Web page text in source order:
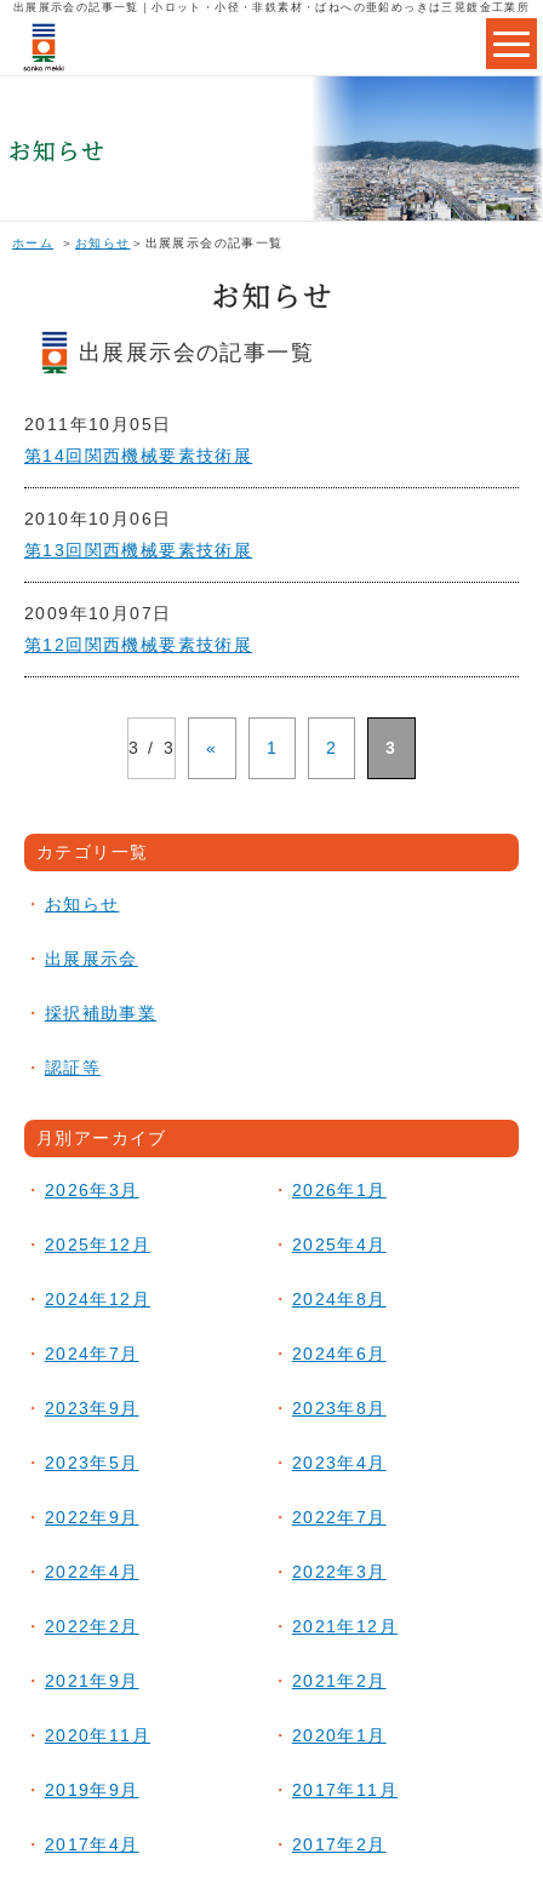
出展展示会の記事一覧｜小ロット・小径・非鉄素材・ばねへの亜鉛めっきは三晃鍍金工業所
ホーム お知らせ 出展展示会の記事一覧
出展展示会の記事一覧
2011年10月05日
第14回関西機械要素技術展
2010年10月06日
第13回関西機械要素技術展
2009年10月07日
第12回関西機械要素技術展
3 / 3 « 1 2 3
カテゴリ一覧
お知らせ
出展展示会
採択補助事業
認証等
月別アーカイブ
2026年3月 2026年1月
2025年12月 2025年4月
2024年12月 2024年8月
2024年7月 2024年6月
2023年9月 2023年8月
2023年5月 2023年4月
2022年9月 2022年7月
2022年4月 2022年3月
2022年2月 2021年12月
2021年9月 2021年2月
2020年11月 2020年1月
2019年9月 2017年11月
2017年4月 2017年2月